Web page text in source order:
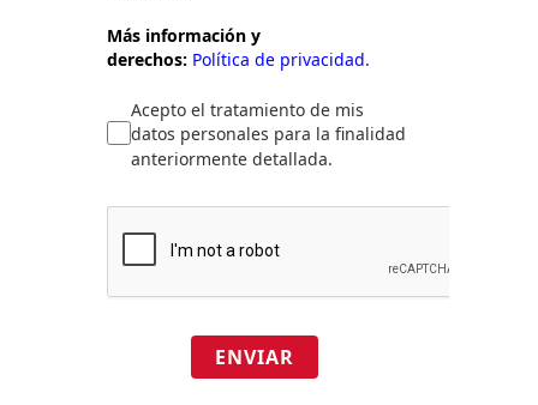
Más información y
derechos: Política de privacidad.
Acepto el tratamiento de mis
datos personales para la finalidad
anteriormente detallada.
ENVIAR